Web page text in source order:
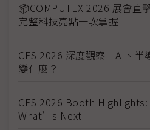
📦COMPUTEX 2026 展會直
完整科技亮點一次掌握
CES 2026 深度觀察｜AI、
變什麼？
CES 2026 Booth
What’s Next